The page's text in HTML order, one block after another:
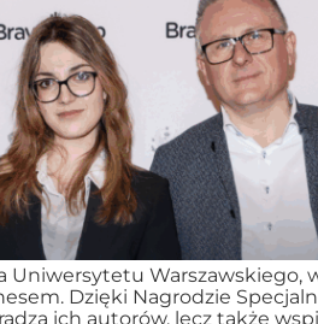
Uniwersytetu
Dzięki Nagrodzie
ich autorów, lecz także